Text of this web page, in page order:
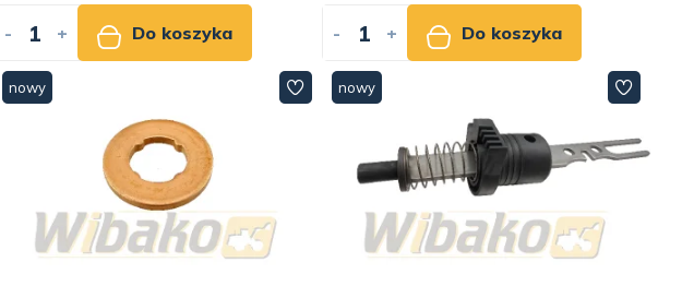
- + Do koszyka - + Do koszyka
nowy nowy